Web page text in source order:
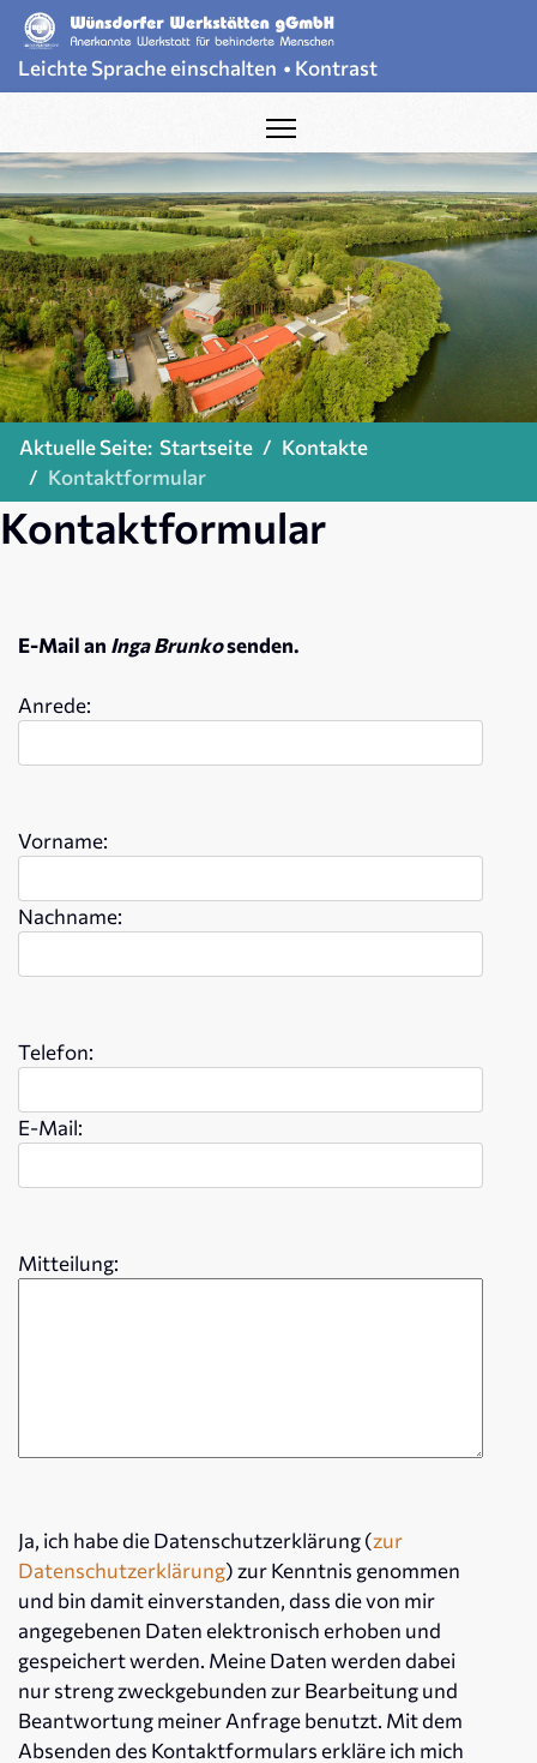
Leichte Sprache einschalten • Kontrast
Aktuelle Seite: Startseite
Kontakte
Kontaktformular
Kontaktformular
E-Mail an Inga Brunkosenden.
Anrede:
Vorname:
Nachname:
Telefon:
E-Mail:
Mitteilung:
Ja, ich habe die Datenschutzerklärung (zur
Datenschutzerklärung) zur Kenntnis genommen
und bin damit einverstanden, dass die von mir
angegebenen Daten elektronisch erhoben und
gespeichert werden. Meine Daten werden dabei
nur streng zweckgebunden zur Bearbeitung und
Beantwortung meiner Anfrage benutzt. Mit dem
Absenden des Kontaktformulars erkläre ich mich